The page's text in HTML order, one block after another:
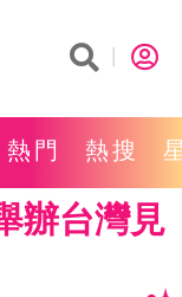
熱門 熱搜
辦台灣見